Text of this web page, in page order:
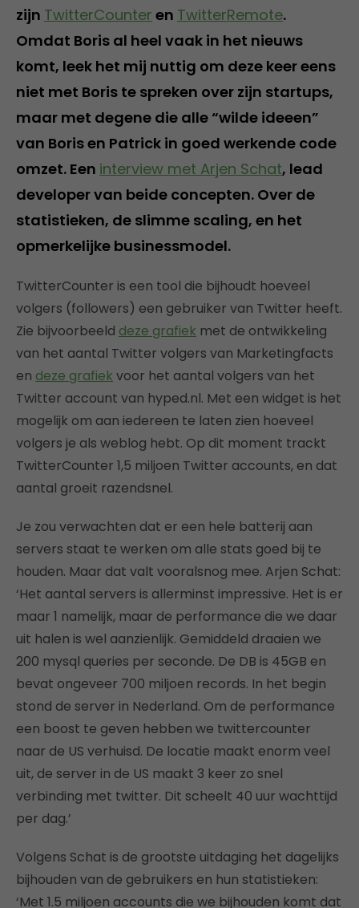
zijn TwitterCounter en TwitterRemote.
Omdat Boris al heel vaak in het nieuws
komt, leek het mij nuttig om deze keer eens
niet met Boris te spreken over zijn startups,
maar met degene die alle “wilde ideeen”
van Boris en Patrick in goed werkende code
omzet. Een interview met Arjen Schat, lead
developer van beide concepten. Over de
statistieken, de slimme scaling, en het
opmerkelijke businessmodel.
TwitterCounter is een tool die bijhoudt hoeveel
volgers (followers) een gebruiker van Twitter heeft.
Zie bijvoorbeeld deze grafiek met de ontwikkeling
van het aantal Twitter volgers van Marketingfacts
en deze grafiek voor het aantal volgers van het
Twitter account van hyped.nl. Met een widget is het
mogelijk om aan iedereen te laten zien hoeveel
volgers je als weblog hebt. Op dit moment trackt
TwitterCounter 1,5 miljoen Twitter accounts, en dat
aantal groeit razendsnel.
Je zou verwachten dat er een hele batterij aan
servers staat te werken om alle stats goed bij te
houden. Maar dat valt vooralsnog mee. Arjen Schat:
‘Het aantal servers is allerminst impressive. Het is er
maar 1 namelijk, maar de performance die we daar
uit halen is wel aanzienlijk. Gemiddeld draaien we
200 mysql queries per seconde. De DB is 45GB en
bevat ongeveer 700 miljoen records. In het begin
stond de server in Nederland. Om de performance
een boost te geven hebben we twittercounter
naar de US verhuisd. De locatie maakt enorm veel
uit, de server in de US maakt 3 keer zo snel
verbinding met twitter. Dit scheelt 40 uur wachttijd
per dag.’
Volgens Schat is de grootste uitdaging het dagelijks
bijhouden van de gebruikers en hun statistieken:
‘Met 1.5 miljoen accounts die we bijhouden komt dat